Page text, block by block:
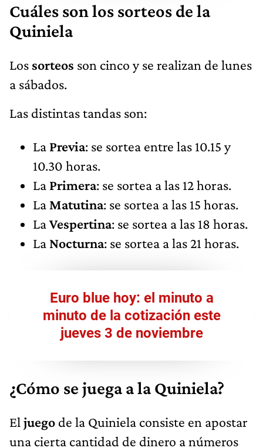
Cuáles son los sorteos de la
Quiniela
Los sorteos son cinco y se realizan de lunes
a sábados.
Las distintas tandas son:
La Previa: se sortea entre las 10.15 y
10.30 horas.
La Primera: se sortea a las 12 horas.
La Matutina: se sortea a las 15 horas.
LaVespertina: se sortea a las 18 horas.
La Nocturna: se sortea a las 21 horas.
Euro blue hoy: el minuto a
minuto de la cotización este
jueves 3 de noviembre
¿Cómo se juega a la Quiniela?
El juego de la Quiniela consiste en apostar
una cierta cantidad de dinero a números